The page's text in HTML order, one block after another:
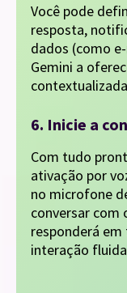
Você pode
resposta,
dados (como
Gemini a
6. Inicie a
Com tudo
ativação por
no microfone
conversar com
responderá
interação